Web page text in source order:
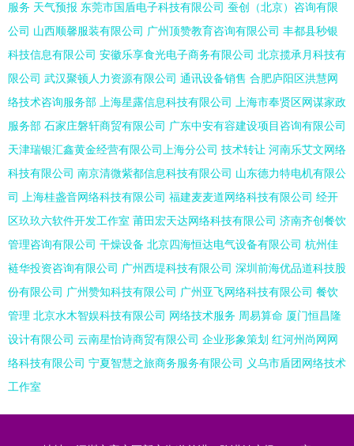
服务 天气预报 东莞市国盾电子科技有限公司 蚕创（北京）咨询有限
公司 山西顺馨服装有限公司 广州顶赞教育咨询有限公司 丰都县秒银
科技信息有限公司 安徽乐享食光电子商务有限公司 北京揽承月科技有
限公司 武汉聚顿人力资源有限公司 通讯设备销售 合肥庐阳区洪慧网
络技术咨询服务部
上海星露信息科技有限公司
上海市奉贤区网谋家政
服务部 石家庄磐轩商贸有限公司 广东中安有容建设项目咨询有限公司
天津瑞银汇鑫黄金经营有限公司上海分公司 技术转让 河南乐艾文网络
科技有限公司 南京清微紫都信息科技有限公司 山东德力特电机有限公
司
上海桂盏音网络科技有限公司 福建麦麦道网络科技有限公司 经开
区玖玖六软件开发工作室 莆田宏天达网络科技有限公司 济南齐创餐饮
管理咨询有限公司 干燥设备 北京四海恒达电气设备有限公司 杭州佳
裢华投资咨询有限公司 广州西堤科技有限公司 深圳前海优品道科技股
份有限公司 广州赞知科技有限公司 广州亚飞网络科技有限公司 餐饮
管理 北京水木智娱科技有限公司 网络技术服务 周易算命 厦门恒昌隆
设计有限公司 云南星怡诗商贸有限公司 企业形象策划 红河州尚网网
络科技有限公司 宁夏智慧之旅商务服务有限公司
义乌市盾团网络技术
工作室